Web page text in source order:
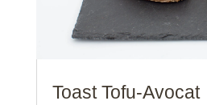
Toast Tofu-Avocat